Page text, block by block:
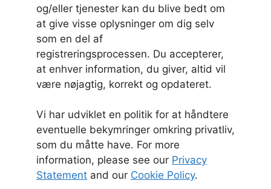
og/eller tjenester kan du blive bedt om
at give visse oplysninger om dig selv
som en del af
registreringsprocessen. Du accepterer,
at enhver information, du giver, altid vil
være nøjagtig, korrekt og opdateret.
Vi har udviklet en politik for at håndtere
eventuelle bekymringer omkring privatliv,
som du måtte have. For more
information, please see our Privacy
Statement and our Cookie Policy.